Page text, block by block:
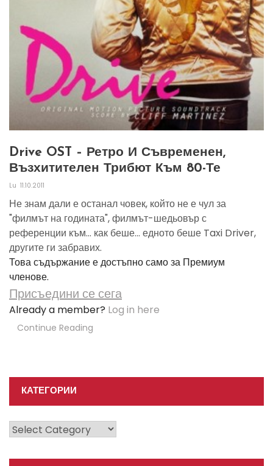
Drive OST – Ретро И Съвременен,
Възхитителен Трибют Към 80-Те
Lu 11.10.2011
Не знам дали е останал човек, който не е чул за
"филмът на годината", филмът-шедьовър с
референции към... как беше... едното беше Taxi Driver,
другите ги забравих.
Това съдържание е достъпно само за Премиум
членове.
Присъедини се сега
Already a member? Log in here
Continue Reading
КАТЕГОРИИ
Категории